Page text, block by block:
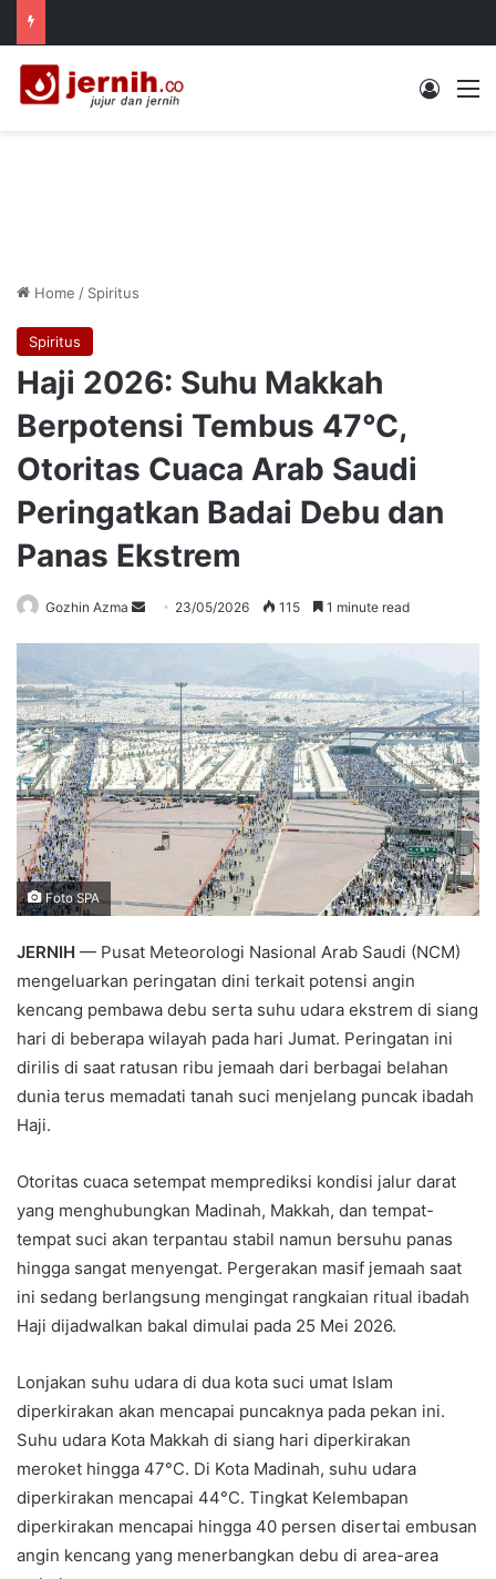
Log In
Home / Spiritus
Spiritus
Haji 2026: Suhu Makkah
Berpotensi Tembus 47°C,
Otoritas Cuaca Arab Saudi
Peringatkan Badai Debu dan
Panas Ekstrem
Gozhin Azma
Send 23/05/2026 115 1 minute read
Foto SPA
JERNIH — Pusat Meteorologi Nasional Arab Saudi (NCM)
mengeluarkan peringatan dini terkait potensi angin
kencang pembawa debu serta suhu udara ekstrem di siang
hari di beberapa wilayah pada hari Jumat. Peringatan ini
dirilis di saat ratusan ribu jemaah dari berbagai belahan
dunia terus memadati tanah suci menjelang puncak ibadah
Haji.
Otoritas cuaca setempat memprediksi kondisi jalur darat
yang menghubungkan Madinah, Makkah, dan tempat-
tempat suci akan terpantau stabil namun bersuhu panas
hingga sangat menyengat. Pergerakan masif jemaah saat
ini sedang berlangsung mengingat rangkaian ritual ibadah
Haji dijadwalkan bakal dimulai pada 25 Mei 2026.
Lonjakan suhu udara di dua kota suci umat Islam
diperkirakan akan mencapai puncaknya pada pekan ini.
Suhu udara Kota Makkah di siang hari diperkirakan
meroket hingga 47°C. Di Kota Madinah, suhu udara
diperkirakan mencapai 44°C. Tingkat Kelembapan
diperkirakan mencapai hingga 40 persen disertai embusan
angin kencang yang menerbangkan debu di area-area